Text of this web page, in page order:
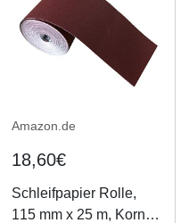
Amazon.de
18,60€
Schleifpapier Rolle,
115 mm x 25 m, Korn